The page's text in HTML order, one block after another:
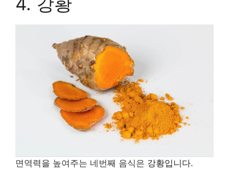
면역력을 높여주는 네번째 음식은 강황입니다.